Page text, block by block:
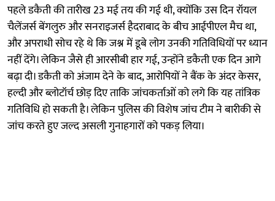
पहले डकैती की तारीख 23 मई तय की गई थी, क्योंकि उस दिन रॉयल
चैलेंजर्स बेंगलुरु और सनराइजर्स हैदराबाद के बीच आईपीएल मैच था,
और अपराधी सोच रहे थे कि जश्न में डूबे लोग उनकी गतिविधियों पर ध्यान
नहीं देंगे। लेकिन जैसे ही आरसीबी हार गई, उन्होंने डकैती एक दिन आगे
बढ़ा दी। डकैती को अंजाम देने के बाद, आरोपियों ने बैंक के अंदर केसर,
हल्दी और ब्लोटॉर्च छोड़ दिए ताकि जांचकर्ताओं को लगे कि यह तांत्रिक
गतिविधि हो सकती है। लेकिन पुलिस की विशेष जांच टीम ने बारीकी से
जांच करते हुए जल्द असली गुनाहगारों को पकड़ लिया।